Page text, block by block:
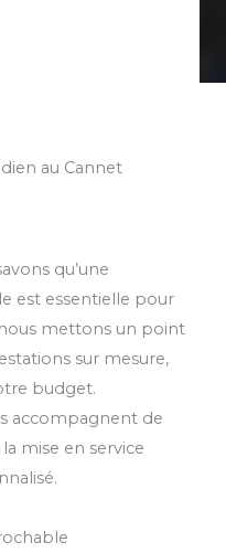
au Cannet
qu’une
est essentielle pour
mettons un point
sur mesure,
budget.
accompagnent de
mise en service